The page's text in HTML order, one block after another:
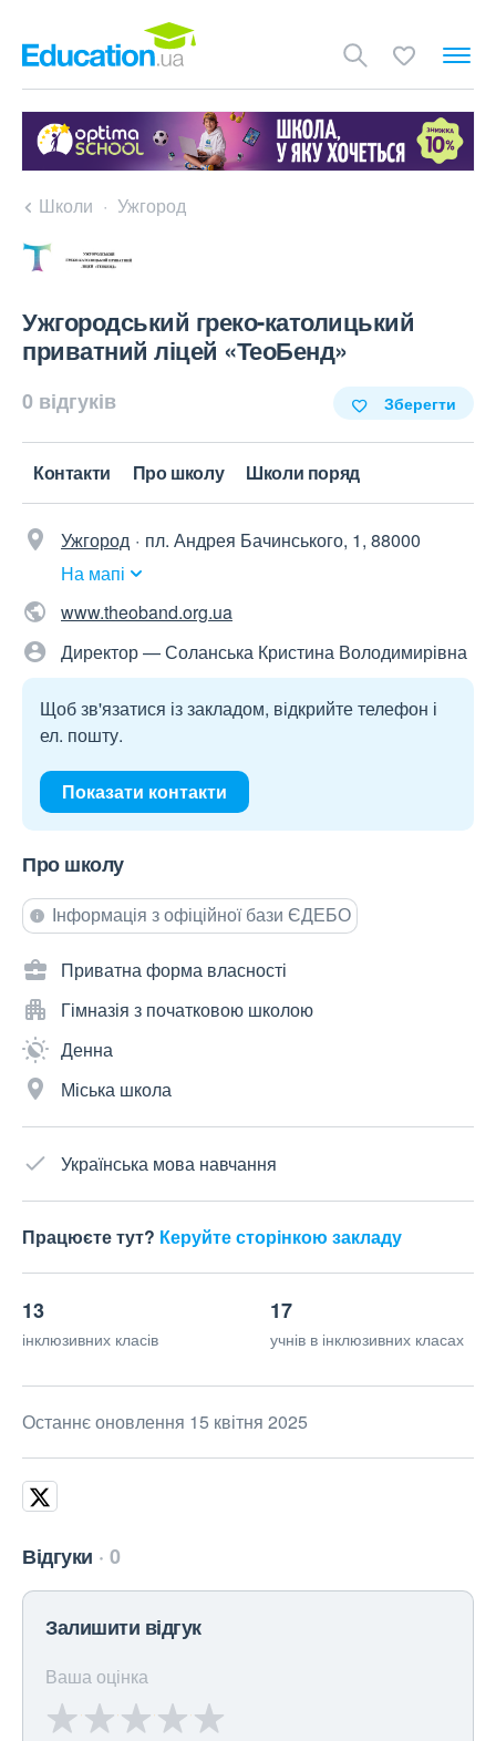
Школи Ужгород
Ужгородський греко-католицький
приватний ліцей «ТеоБенд»
0 відгуків Зберегти
Контакти Про школу Школи поряд
Ужгород
пл. Андрея Бачинського, 1, 88000
На мапі
www.theoband.org.ua
Директор — Соланська Кристина Володимирівна
Щоб зв'язатися із закладом, відкрийте телефон і
ел. пошту.
Показати контакти
Про школу
Інформація з офіційної бази ЄДЕБО
Приватна форма власності
Гімназія з початковою школою
Денна
Міська школа
Українська мова навчання
Працюєте тут? Керуйте сторінкою закладу
13
інклюзивних класів
17
учнів в інклюзивних класах
Останнє оновлення 15 квітня 2025
Відгуки 0
Залишити відгук
Ваша оцінка